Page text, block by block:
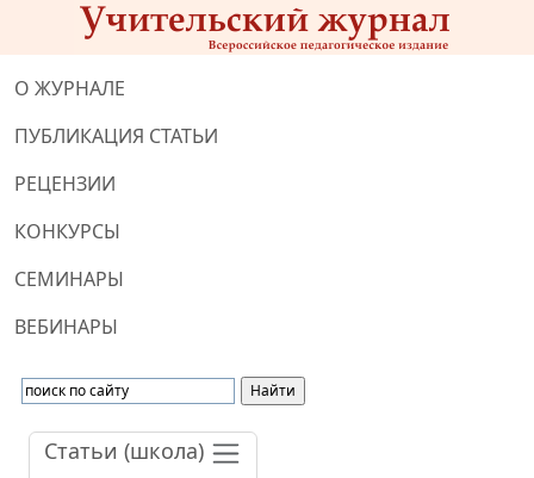
О ЖУРНАЛЕ
ПУБЛИКАЦИЯ СТАТЬИ
РЕЦЕНЗИИ
КОНКУРСЫ
СЕМИНАРЫ
ВЕБИНАРЫ
Статьи (школа)